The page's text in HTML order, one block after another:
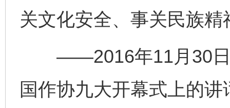
关文化安全、事关民族
——2016年11月30日
国作协九大开幕式上的讲